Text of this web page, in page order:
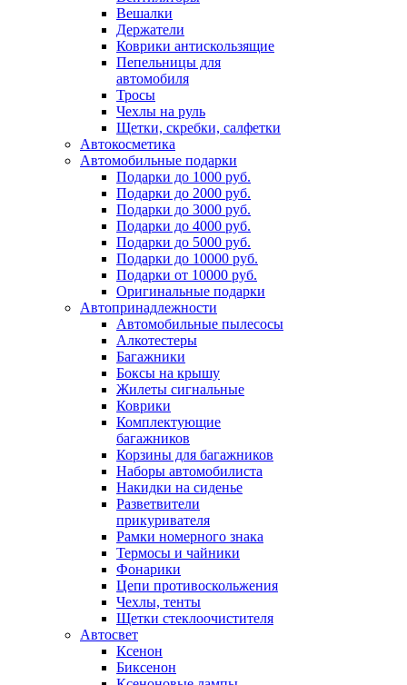
Вешалки
Держатели
Коврики антискользящие
Пепельницы для
автомобиля
Тросы
Чехлы на руль
Щетки, скребки, салфетки
Автокосметика
Автомобильные подарки
Подарки до 1000 руб.
Подарки до 2000 руб.
Подарки до 3000 руб.
Подарки до 4000 руб.
Подарки до 5000 руб.
Подарки до 10000 руб.
Подарки от 10000 руб.
Оригинальные подарки
Автопринадлежности
Автомобильные пылесосы
Алкотестеры
Багажники
Боксы на крышу
Жилеты сигнальные
Коврики
Комплектующие
багажников
Корзины для багажников
Наборы автомобилиста
Накидки на сиденье
Разветвители
прикуривателя
Рамки номерного знака
Термосы и чайники
Фонарики
Цепи противоскольжения
Чехлы, тенты
Щетки стеклоочистителя
Автосвет
Ксенон
Биксенон